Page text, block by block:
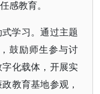
感教育。
学习。通过主题
鼓励师生参与讨
化载体，开展实
教育基地参观，